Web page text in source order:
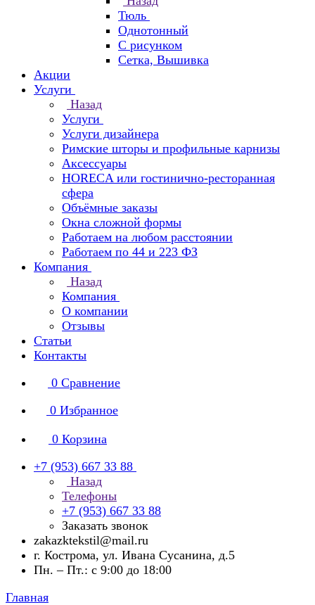
Тюль
Однотонный
С рисунком
Сетка, Вышивка
Акции
Услуги
Назад
Услуги
Услуги дизайнера
Римские шторы и профильные карнизы
Аксессуары
HORECA или гостинично-ресторанная
сфера
Объёмные заказы
Окна сложной формы
Работаем на любом расстоянии
Работаем по 44 и 223 ФЗ
Компания
Назад
Компания
О компании
Отзывы
Статьи
Контакты
0 Сравнение
0 Избранное
0 Корзина
+7 (953) 667 33 88
Назад
Телефоны
+7 (953) 667 33 88
Заказать звонок
zakazktekstil@mail.ru
г. Кострома, ул. Ивана Сусанина, д.5
Пн. – Пт.: с 9:00 до 18:00
Главная